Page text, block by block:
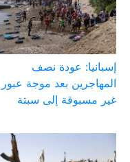
إسبانيا: عودة نصف
المهاجرين بعد موجة عبور
غير مسبوقة إلى سبتة